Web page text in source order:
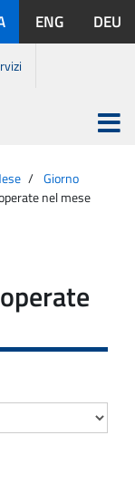
ENG DEU
Apri
menu
Giorno
nel mese